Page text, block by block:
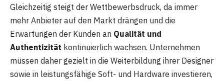
Gleichzeitig steigt der Wettbewerbsdruck, da immer
mehr Anbieter auf den Markt drängen und die
Erwartungen der Kunden an Qualität und
Authentizität kontinuierlich wachsen. Unternehmen
müssen daher gezielt in die Weiterbildung ihrer Designer
sowie in leistungsfähige Soft- und Hardware investieren,